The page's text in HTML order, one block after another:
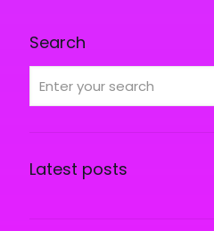
Search
Latest posts